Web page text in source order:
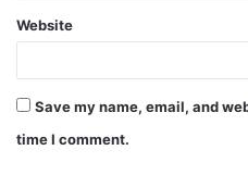
Website
Save my name, email, and
time I comment.